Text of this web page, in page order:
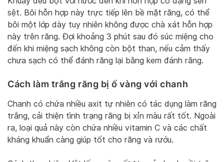
sệt. Bôi hỗn hợp này trực tiếp lên bề mặt răng, có thể
bôi một lớp dày tuy nhiên không được chà xát hỗn hợp
này trên răng. Đợi khoảng 3 phút sau đó súc miệng cho
đến khi miệng sạch không còn bột than, nếu cảm thấy
chưa sạch có thể đánh răng lại bằng kem đánh răng.
Cách làm trắng răng bị ố vàng với chanh
Chanh có chứa nhiều axit tự nhiên có tác dụng làm răng
trắng, cải thiện tình trạng răng bị xỉn màu rất tốt. Ngoài
ra, loại quả này còn chứa nhiều vitamin C và các chất
kháng khuẩn càng giúp tốt cho răng và rướu.